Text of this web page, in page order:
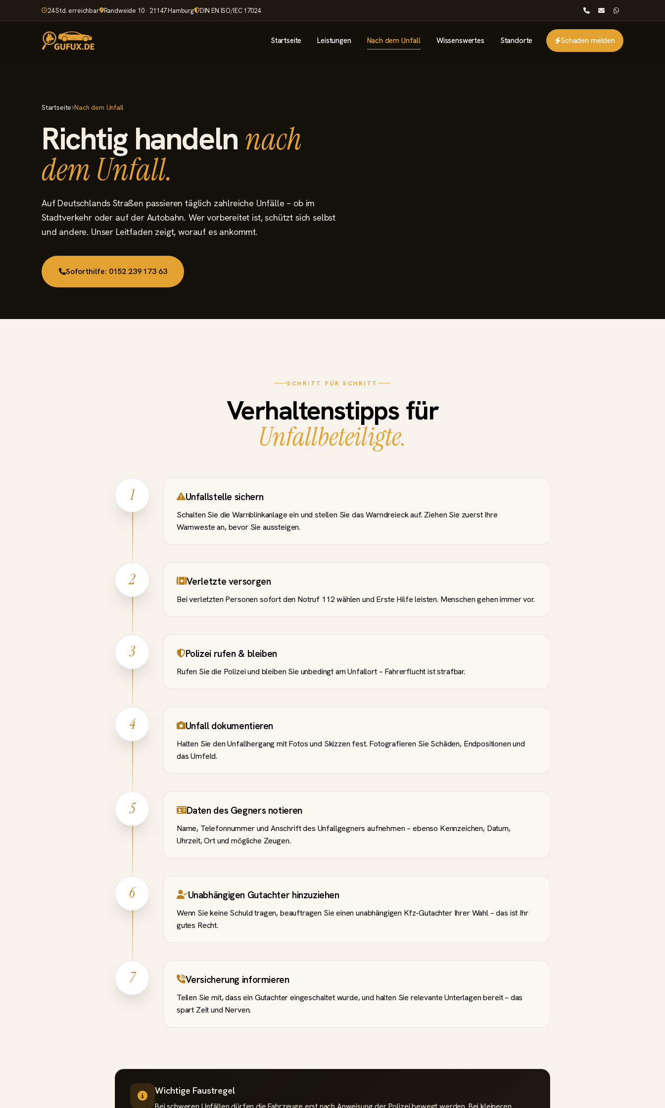
24 Std. erreichbar Randweide 10 · 21147 Hamburg DIN EN ISO/IEC 17024
Startseite Leistungen Nach dem Unfall Wissenswertes Standorte Schaden melden
Startseite Nach dem Unfall
Richtig handelnnach
dem Unfall.
Auf Deutschlands Straßen passieren täglich zahlreiche Unfälle – ob im
Stadtverkehr oder auf der Autobahn. Wer vorbereitet ist, schützt sich selbst
und andere. Unser Leitfaden zeigt, worauf es ankommt.
Soforthilfe: 0152 239 173 63
SCHRITT FÜR SCHRITT
Verhaltenstipps für
Unfallbeteiligte.
1 Unfallstelle sichern
Schalten Sie die Warnblinkanlage ein und stellen Sie das Warndreieck auf. Ziehen Sie zuerst Ihre
Warnweste an, bevor Sie aussteigen.
2 Verletzte versorgen
Bei verletzten Personen sofort den Notruf 112 wählen und Erste Hilfe leisten. Menschen gehen immer vor.
3 Polizei rufen & bleiben
Rufen Sie die Polizei und bleiben Sie unbedingt am Unfallort – Fahrerflucht ist strafbar.
4 Unfall dokumentieren
Halten Sie den Unfallhergang mit Fotos und Skizzen fest. Fotografieren Sie Schäden, Endpositionen und
das Umfeld.
5 Daten des Gegners notieren
Name, Telefonnummer und Anschrift des Unfallgegners aufnehmen – ebenso Kennzeichen, Datum,
Uhrzeit, Ort und mögliche Zeugen.
6 Unabhängigen Gutachter hinzuziehen
Wenn Sie keine Schuld tragen, beauftragen Sie einen unabhängigen Kfz-Gutachter Ihrer Wahl – das ist Ihr
gutes Recht.
7 Versicherung informieren
Teilen Sie mit, dass ein Gutachter eingeschaltet wurde, und halten Sie relevante Unterlagen bereit – das
spart Zeit und Nerven.
Wichtige Faustregel